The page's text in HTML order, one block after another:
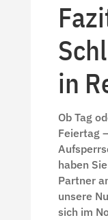
in
Ob Tag
Feiertag
haben
Partner
unsere
sich im